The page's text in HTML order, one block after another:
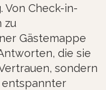
Von Check-in-
zu
Gästemappe
die sie
sondern
entspannter